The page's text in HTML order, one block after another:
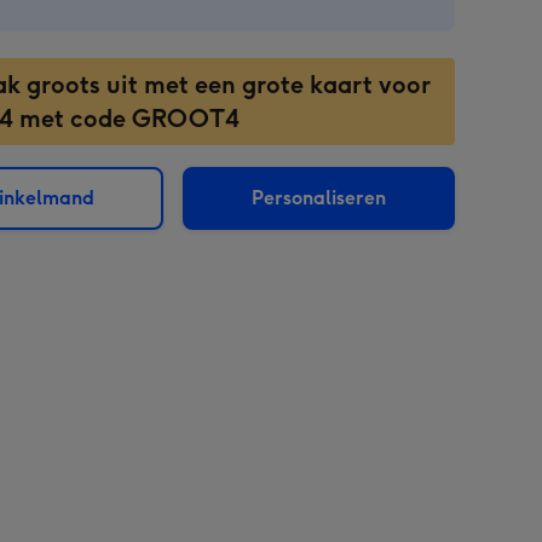
groots uit met een grote kaart voor
met code GROOT4
Personaliseren